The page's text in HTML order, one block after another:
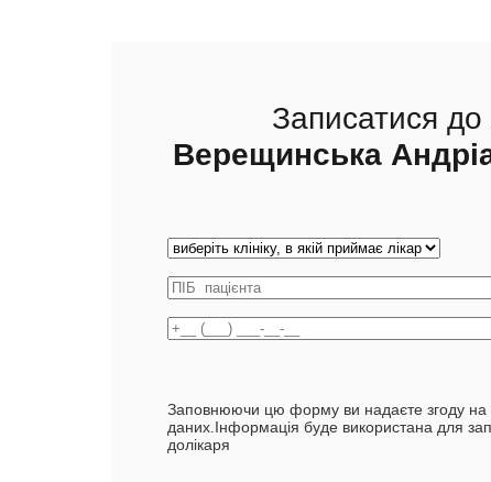
Записатися до
Верещинська
Заповнюючи цю форму ви надаєте згоду на
даних.Інформація буде використана для
долікаря